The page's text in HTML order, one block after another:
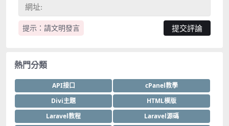
提示：請文明發言
熱門分類
API接口
cPanel教學
Divi主題
HTML模版
Laravel教程
Laravel源碼